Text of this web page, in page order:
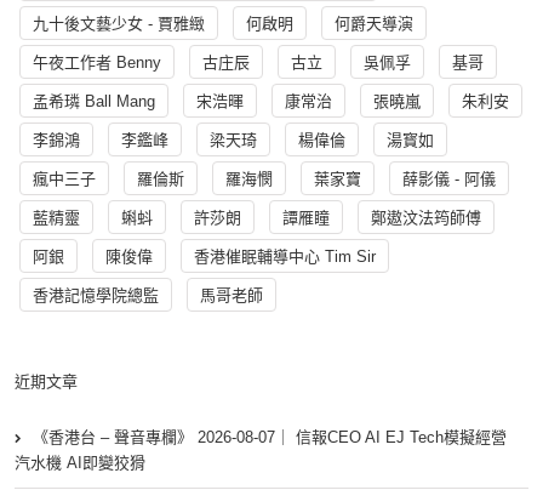
九十後文藝少女 - 賈雅緻 何啟明 何爵天導演
午夜工作者 Benny 古庄辰 古立 吳佩孚 基哥
孟希璘 Ball Mang 宋浩暉 康常治 張曉嵐 朱利安
李錦鴻 李鑑峰 梁天琦 楊偉倫 湯寳如
瘋中三子 羅倫斯 羅海憫 葉家寶 薛影儀 - 阿儀
藍精靈 蝌蚪 許莎朗 譚雁瞳 鄭遨汶法筠師傅
阿銀 陳俊偉 香港催眠輔導中心 Tim Sir
香港記憶學院總監 馬哥老師
近期文章
《香港台 – 聲音專欄》 2026-08-07｜ 信報CEO AI EJ Tech模擬經營
汽水機 AI即變狡猾